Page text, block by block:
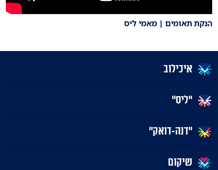
הנקת תאומים | מאמי ליס
איכילוב
"ליס"
"דנה-דואק"
שיקום